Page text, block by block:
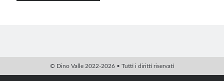
© Dino Valle 2022-2026 • Tutti i diritti riservati